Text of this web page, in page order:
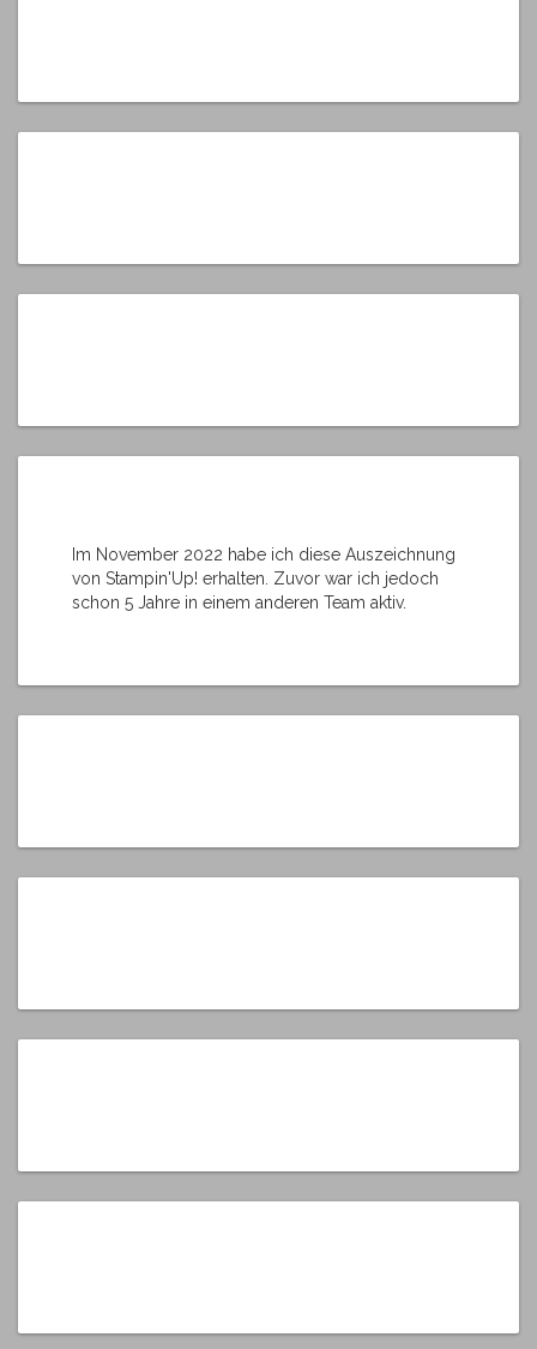
Im November 2022 habe ich diese Auszeichnung
von Stampin'Up! erhalten. Zuvor war ich jedoch
schon 5 Jahre in einem anderen Team aktiv.